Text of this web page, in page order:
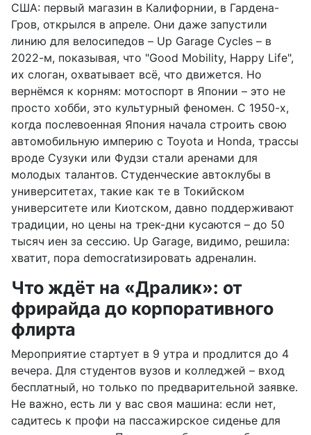
США: первый магазин в Калифорнии, в Гардена-
Гров, открылся в апреле. Они даже запустили
линию для велосипедов – Up Garage Cycles – в
2022-м, показывая, что "Good Mobility, Happy Life",
их слоган, охватывает всё, что движется. Но
вернёмся к корням: мотоспорт в Японии – это не
просто хобби, это культурный феномен. С 1950-х,
когда послевоенная Япония начала строить свою
автомобильную империю с Toyota и Honda, трассы
вроде Сузуки или Фудзи стали аренами для
молодых талантов. Студенческие автоклубы в
университетах, такие как те в Токийском
университете или Киотском, давно поддерживают
традиции, но цены на трек-дни кусаются – до 50
тысяч иен за сессию. Up Garage, видимо, решила:
хватит, пора democratизировать адреналин.
Что ждёт на «Дралик»: от
фрирайда до корпоративного
флирта
Мероприятие стартует в 9 утра и продлится до 4
вечера. Для студентов вузов и колледжей – вход
бесплатный, но только по предварительной заявке.
Не важно, есть ли у вас своя машина: если нет,
садитесь к профи на пассажирское сиденье для